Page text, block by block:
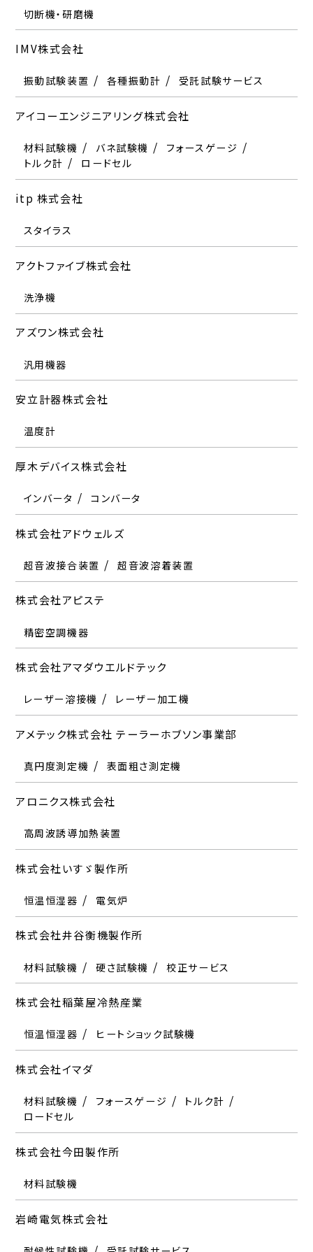
切断機・研磨機
IMV株式会社
振動試験装置 各種振動計 受託試験サービス
アイコーエンジニアリング株式会社
材料試験機 バネ試験機
フォースゲージ
トルク計
ロードセル
itp 株式会社
スタイラス
アクトファイブ株式会社
洗浄機
アズワン株式会社
汎用機器
安立計器株式会社
温度計
厚木デバイス株式会社
インバータ コンバータ
株式会社アドウェルズ
超音波接合装置 超音波溶着装置
株式会社アピステ
精密空調機器
株式会社アマダウエルドテック
レーザー溶接機 レーザー加工機
アメテック株式会社 テーラーホブソン事業部
真円度測定機 表面粗さ測定機
アロニクス株式会社
高周波誘導加熱装置
株式会社いすゞ製作所
恒温恒湿器 電気炉
株式会社井谷衡機製作所
材料試験機 硬さ試験機 校正サービス
株式会社稲葉屋冷熱産業
恒温恒湿器 ヒートショック試験機
株式会社イマダ
材料試験機 フォースゲージ
トルク計
ロードセル
株式会社今田製作所
材料試験機
岩崎電気株式会社
振動試験装置
itp 株式会社
スタイラス
ABB株式会社
急速充電器
TPR大阪精密機械株式会社
株式会社KJTD
JFEテクノリサーチ株式会社株式会社
JAPAN TESTING LABORATORIES株式会社
TDKラムダ株式会社
Hexagon Manufacturing Intelligence株式会社
株式会社YAMABISHI
株式会社UNICO
材料試験機
トルク計
ロードセル
洗浄機
汎用機器
安立計器株式会社
温度計
厚木デバイス株式会社
インバータ
株式会社アドウェルズ
超音波接合装置
株式会社アピステ
精密空調機器
株式会社アマダウエルドテック
レーザー溶接機 レーザー加工機
アメテック株式会社 テーラーホブソン事業部
真円度測定機 表面粗さ測定機
アロニクス株式会社
高周波誘導加熱装置
株式会社いすゞ製作所
恒温恒湿器 電気炉
株式会社井谷衡機製作所
材料試験機 硬さ試験機 校正サービス
株式会社稲葉屋冷熱産業
恒温恒湿器 ヒートショック試験機
株式会社イマダ
材料試験機 フォースゲージ
ロードセル
材料試験機
耐候性試験機 受託試験サービス
サーボシステム機器
インフィコン株式会社
リークディテクター
株式会社ウィンテクノ
受託試験サービス
株式会社カトー
恒温恒湿器
ヒートショック試験機
気象環境試験室
光学顕微鏡 レーザー顕微鏡
株式会社キグチテクニクス
受託試験サービス
株式会社キャッツ電子設計
半導体検査機器
京西テクノス株式会社
修理・校正
京都電子工業株式会社
水分計
協和界面科学株式会社
接触角計 表面張力計
協和光学工業株式会社
光学顕微鏡
株式会社共和電業
ひずみゲージ
楠本化成株式会社
恒温恒湿器 受託試験サービス
クボテック株式会社
画像処理外観検査装置
黒田精工株式会社
ゲージ 平面度測定装置
クロマジャパン株式会社（Chroma社）
電源機器
電池評価システム
EV・PHV関連自動検査システム
データロガー オシロスコープ
受託試験サービス
グローブボックス
株式会社計測技術研究所
任意波形発生器
耐電圧試験器
アース導通試験器 ジッタメータ
CO2濃度計
株式会社サム電子機械
自動車用試験装置
株式会社鷺宮製作所
振動試験装置 材料試験機 自動車用試験装置
サーモフィッシャーサイエンティフィック株式会社
質量分析装置
サンゲン株式会社
外観検査装置
株式会社サンコウ
水分計
三洋貿易株式会社
塩水噴霧試験機
複合サイクル腐食試験機
電子材料溶剤 電池用材料 エマルジョン
光学顕微鏡 ステージ
自動位置決め装置
レーザー光源
株式会社システムプラス
各種振動計 サーモグラフィー
シナノケンシ株式会社
株式会社島津製作所
X線分析装置
松栄電子工業株式会社
電源機器
昭和測器株式会社
各種振動計 加速度計 PLC用センサアンプ
株式会社シンアペックス
リワーク装置
神栄テクノロジー株式会社
衝撃試験機
新栄電子計測器株式会社
株式会社 シンキー
攪拌機
自動車用試験装置
中央精機株式会社
光学顕微鏡 ステージ
株式会社中央製作所
電源機器 表面処理装置
超音波工業株式会社
超音波接合機
ツクモ工学株式会社
光学顕微鏡
ティアック株式会社
加速度計
ティー・エイ・インスツルメント・ジャパン株式会社
疲労試験機
株式会社ディー・エム・ティー
マグネットアナライザー
株式会社テクノス
外観検査装置
テクノホライゾン株式会社エルモカンパニー
書画カメラ
テスター産業株式会社
硬さ試験機 疲労試験機
摩擦摩耗試験機
衝撃試験機
バネ試験機 塗料・インキ試験機
プリント基板検査システム
データロガー
オシロスコープ プロトコルアナライザ
渦流探傷装置 着・脱磁電源装置
インパルス巻線試験機
膜厚計
東機産業株式会社
粘度計
株式会社東京衡機試験機
恒温恒湿器
ナックイメージテクノロジー
ハイスピードカメラ
株式会社南谷製作所
治具設計製作 ゲージ設計製作
株式会社ニコンソリューション
株式会社ニッケ機械製作所
ニッタ株式会社
日東高圧株式会社
日本アビオニクス株式会社
日本ヴィジョン・エンジニアリング株式会社
日本エフイー・アイ株式会社
日本カノマックス株式会社
株式会社日本技術センター
日本キスラー合同会社
株式会社日本クラビス
日本計測システム株式会社
ねじ締付け試験機
日本サーモ株式会社
大気ガス分析計
日本シールドエンクロージャー株式会社
電波暗室
日本スピンドル製造株式会社
日本電産マシナリー株式会社
恒温恒湿器
浜松ホトニクス株式会社
分光光度計 光電子増倍管 撮像管
光半導体
各種光分析装置
光源
バーチャルスライドスキャナー
ハヤシレピック株式会社
照明
受託試験サービス
自動車用試験装置
分光光度計 発光分光分析装置
質量分析装置
熱分析装置
株式会社日立ハイテクサイエンス
電子顕微鏡（SEM・TEM）
質量分析装置
核磁気共鳴装置
X線分析装置
株式会社平山製作所
HAST試験装置
プレッシャークッカー
ビデオジェット・エックスライト株式会社
株式会社ピーエムティー
ファロージャパン株式会社
株式会社フィッシャー・インストルメンツ
株式会社フォトロン
富士物産株式会社
株式会社富士テクニカルリサーチ
株式会社二葉科学
株式会社フローベル
ブルカージャパン株式会社
マニピュレータ
マイクロ・スクェア株式会社
デジタルマイクロスコープ
マグネット・フォース株式会社
着・脱磁装置
株式会社町田製作所
松定プレシジョン
充放電試験システム
株式会社マツボー
接触角計
株式会社マルトー
切断機・研磨機
丸和電機株式会社
受託試験サービス 自動車用試験装置
マール・ジャパン株式会社
三次元座標測定機 真円度測定機
輸郭形状測定機
測定顕微鏡 高さ測定器
輸郭形状測定機
コーター
画像処理
ディープラーニング
画像解析計測システム
株式会社ミツトヨ
三次元座標測定機
測定工具
三菱電機エンジニアリング株式会社
クールインキュベータ
ミネベアミツミ株式会社
ロードセル
株式会社ミルス・システムズ
工業用内視鏡
株式会社村上色彩技術研究所
明伸工機株式会社
試験・検査システム開発
Excelマクロ開発
通信・制御
ヤマハファインテック株式会社
超音波検査装置
山菱電機株式会社
電源機器 周波数変換器
株式会社山本科学工具研究社
硬さ基準片
疲労試験機 各種センサ
修理・校正
光学顕微鏡
デジタルマイクロスコープ
非接触段差測定機
ユニテクノ株式会社
ICソケット/トレイ
横河電機株式会社
デジタルマルチメーター
合同会社吉田高圧機械
増圧機 空圧・水圧式試験装置
株式会社米倉製作所
材料試験機 疲労試験機
輸郭形状測定機 基準原器
パソコン周辺機器
各種振動計 騒音計
株式会社レスカ
粘弾性測定装置
ボンディングテスタ
継手強度試験機
はんだぬれ性試験機
株式会社リケン環境システム
電波暗室
レーザーテック株式会社
コンフォーカル顕微鏡